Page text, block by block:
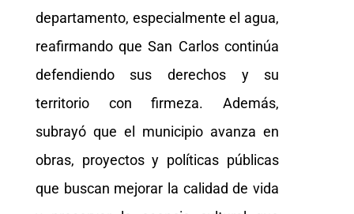
departamento, especialmente el agua,
reafirmando que San Carlos continúa
defendiendo sus derechos y su
territorio con firmeza. Además,
subrayó que el municipio avanza en
obras, proyectos y políticas públicas
que buscan mejorar la calidad de vida